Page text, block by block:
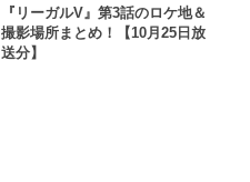
『リーガルV』第3話のロケ地＆
撮影場所まとめ！【10月25日放
送分】